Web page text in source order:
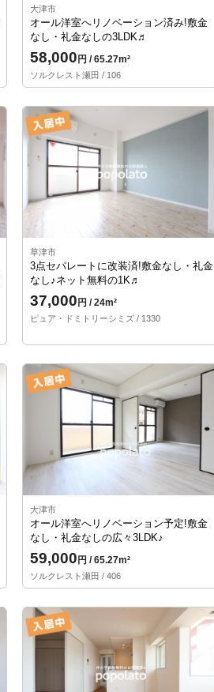
大津市
オール洋室へリノベーション済み!敷金
なし・礼金なしの3LDK♬
58,000 円 / 65.27m²
ソルクレスト瀬田 / 106
草津市
3点セパレートに改装済!敷金なし・礼金
なし♪ネット無料の1K♬
37,000 円 / 24m²
ピュア・ドミトリーシミズ / 1330
大津市
オール洋室へリノベーション予定!敷金
なし・礼金なしの広々3LDK♪
59,000 円 / 65.27m²
ソルクレスト瀬田 / 406